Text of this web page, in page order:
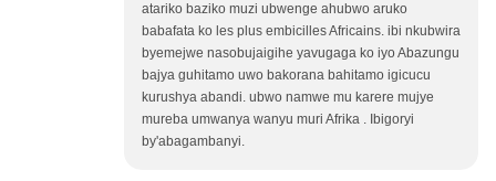
atariko baziko muzi ubwenge ahubwo aruko
babafata ko les plus embicilles Africains. ibi nkubwira
byemejwe nasobujaigihe yavugaga ko iyo Abazungu
bajya guhitamo uwo bakorana bahitamo igicucu
kurushya abandi. ubwo namwe mu karere mujye
mureba umwanya wanyu muri Afrika . Ibigoryi
by'abagambanyi.